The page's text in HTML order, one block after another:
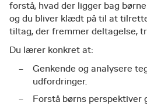
forstå, hvad der ligger bag
og du bliver klædt på til at
tiltag, der fremmer deltagelse,
Du lærer konkret at:
Genkende og analysere
udfordringer.
Forstå børns perspektiver